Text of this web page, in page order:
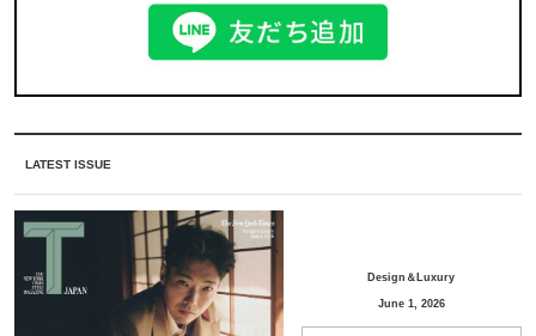
LATEST ISSUE
Design＆Luxury
June 1, 2026